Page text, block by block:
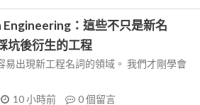
：這些不只是新名
坑後衍生的工程
出現新工程名詞的領域。 我們才剛學會
10 小時前 0個留言